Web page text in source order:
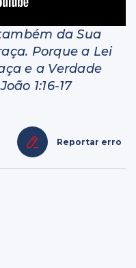
da Sua
Porque a Lei
e a Verdade
1:16-17
Reportar erro